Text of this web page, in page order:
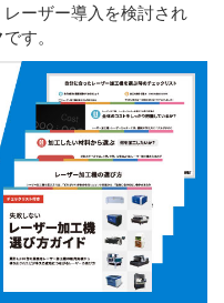
ーザー導入を検討され
です。